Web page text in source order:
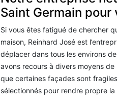
Saint Germain pour
Si vous êtes fatigué de chercher
maison, Reinhard José est
déplacer dans tous les environs
avons recours à divers moyens
que certaines façades sont
sélectionnés pour rendre propre